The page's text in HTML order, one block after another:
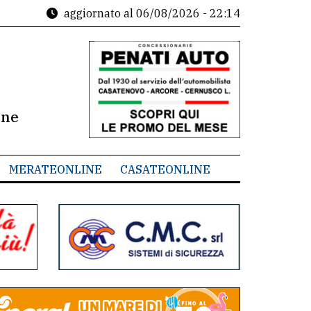
aggiornato al 06/08/2026 - 22:14
MERATEONLINE CASATEONLINE